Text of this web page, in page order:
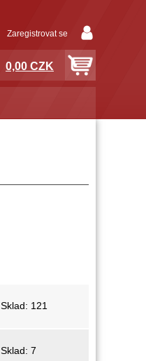
Zaregistrovat se
0,00 CZK
Sklad: 121
Sklad: 7